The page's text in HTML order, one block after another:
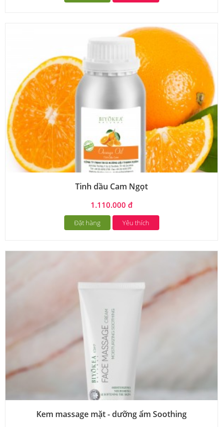
Tinh dầu Cam Ngọt
1.110.000 đ
Đặt hàng Yêu thích
Kem massage mặt - dưỡng ẩm Soothing